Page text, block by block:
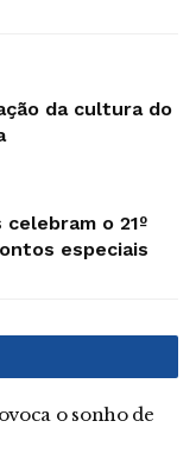
da cultura do
o 21º
especiais
o sonho de